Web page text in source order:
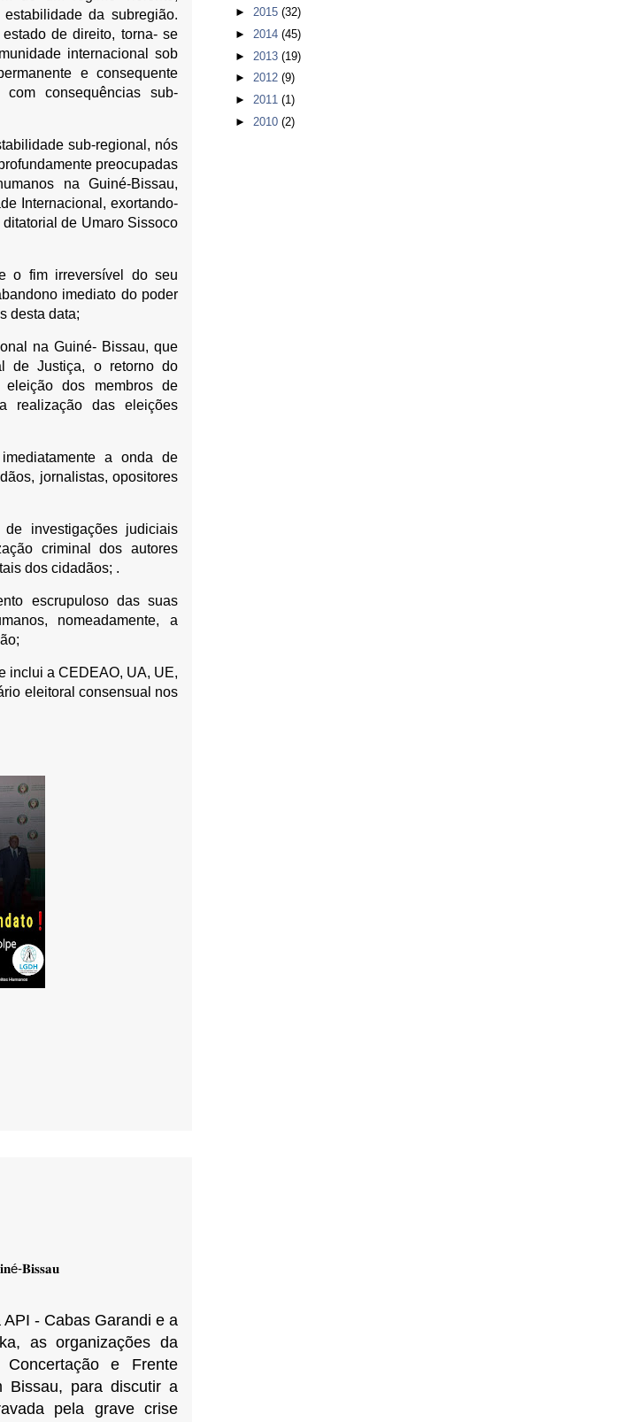
da subregião.
de direito, torna- se
internacional sob
e consequente
consequências sub-
sub-regional, nós
preocupadas
na Guiné-Bissau,
Internacional, exortando-
de Umaro Sissoco
o fim irreversível do seu
imediato do poder
desta data;
na Guiné- Bissau, que
de Justiça, o retorno do
dos membros de
realização das eleições
a onda de
jornalistas, opositores
investigações judiciais
criminal dos autores
dos cidadãos; .
escrupuloso das suas
nomeadamente, a
inclui a CEDEAO, UA, UE,
eleitoral consensual nos
𝐁𝐢𝐬𝐬𝐚𝐮
- Cabas Garandi e a
as organizações da
e Frente
Bissau, para discutir a
pela grave crise
► 2015 (32)
► 2014 (45)
► 2013 (19)
► 2012 (9)
► 2011 (1)
► 2010 (2)